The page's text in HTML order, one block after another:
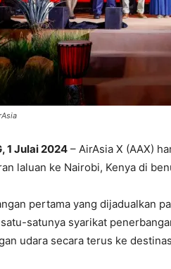
1 Julai 2024 – AirAsia X (AAX)
laluan ke Nairobi, Kenya di
pertama yang dijadualkan
satunya syarikat
udara secara terus ke